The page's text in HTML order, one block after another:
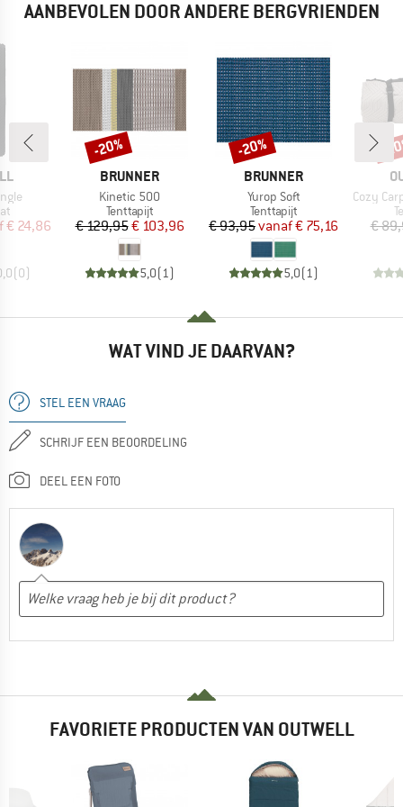
AANBEVOLEN DOOR ANDERE BERGVRIENDEN
prijs
€ 24,86
(0)
MERK
BRUNNER
Artikel
Kinetic 500
Productgroep
Tenttapijt
Prijs
€ 129,95Verlaagde prijs
€ 103,96
5,0(1)
Korting
-20%
MERK
BRUNNER
Artikel
Yurop Soft
Productgroep
Tenttapijt
Prijs
€ 93,95 Verlaagde prijs
vanaf€ 75,16
5,0(1)
Korting
-20%
Artikel
Cozy
€
-
WAT VIND JE DAARVAN?
STEL EEN VRAAG
SCHRIJF EEN BEOORDELING
DEEL EEN FOTO
FAVORIETE PRODUCTEN VAN OUTWELL